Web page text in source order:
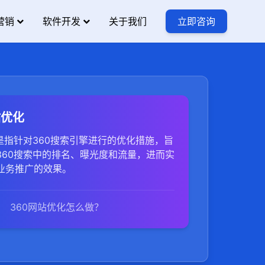
销 软件开发 关于我们 立即咨询
化
针对360搜索引擎进行的优化措施，旨
搜索中的排名、曝光度和流量，进而实
推广的效果。
360网站优化怎么做？